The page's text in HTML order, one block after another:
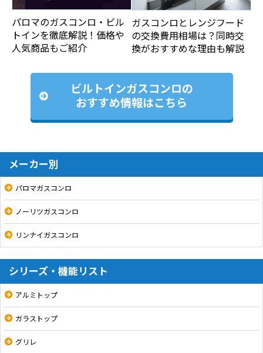
パロマのガスコンロ・ビル
トインを徹底解説！価格や
人気商品もご紹介
ガスコンロとレンジフード
の交換費用相場は？同時交
換がおすすめな理由も解説
ビルトインガスコンロの
おすすめ情報はこちら
メーカー別
パロマガスコンロ
ノーリツガスコンロ
リンナイガスコンロ
シリーズ・機能リスト
アルミトップ
ガラストップ
グリレ